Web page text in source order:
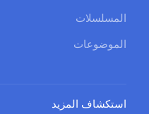
المسلسلات
الموضوعات
استكشاف المزيد